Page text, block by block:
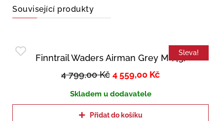
Související produkty
Sleva!
Finntrail Waders Airman Grey M (43)
4 799,00Kč 4 559,00 Kč
Skladem u dodavatele
Přidat do košíku